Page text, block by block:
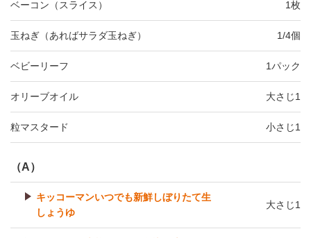
ベーコン（スライス） 1枚
玉ねぎ（あればサラダ玉ねぎ） 1/4個
ベビーリーフ 1パック
オリーブオイル 大さじ1
粒マスタード 小さじ1
（A）
キッコーマンいつでも新鮮しぼりたて生
しょうゆ
大さじ1